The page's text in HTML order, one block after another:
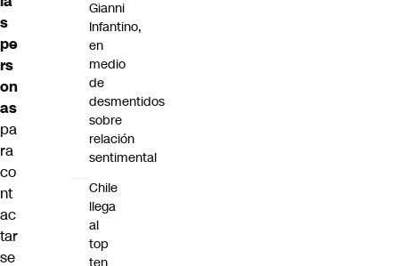
s
pe
rs
on
as
pa
ra
co
nt
ac
tar
se
Gianni
Infantino,
en
medio
de
desmentidos
sobre
relación
sentimental
Chile
llega
al
top
ten